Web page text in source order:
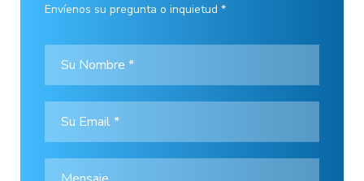
Envíenos su pregunta o inquietud *